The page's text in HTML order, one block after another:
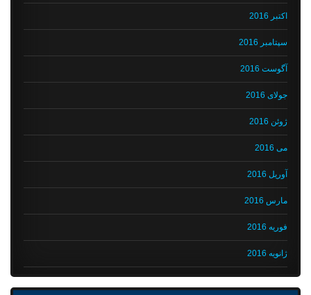
اکتبر 2016
سپتامبر 2016
آگوست 2016
جولای 2016
ژوئن 2016
می 2016
آوریل 2016
مارس 2016
فوریه 2016
ژانویه 2016